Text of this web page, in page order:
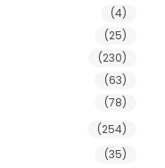
(4)
(25)
(230)
(63)
(78)
(254)
(35)